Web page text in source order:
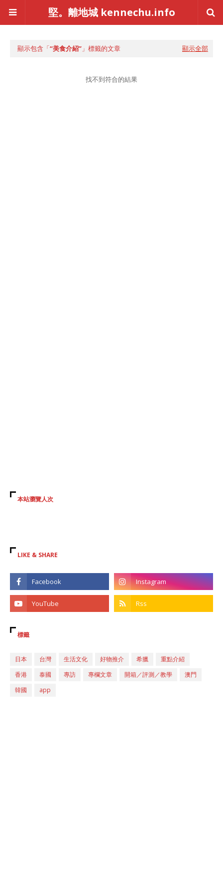
堅。離地城 kennechu.info
顯示包含「 美食介紹 」標籤的文章 顯示全部
找不到符合的結果
本站瀏覽人次
LIKE & SHARE
標籤
日本 台灣 生活文化 好物推介 希臘
重點介紹
香港
泰國 專訪 專欄文章 開箱／評測／教學
澳門
韓國
app